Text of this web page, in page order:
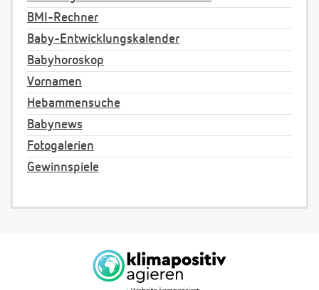
BMI-Rechner
Baby-Entwicklungskalender
Babyhoroskop
Vornamen
Hebammensuche
Babynews
Fotogalerien
Gewinnspiele